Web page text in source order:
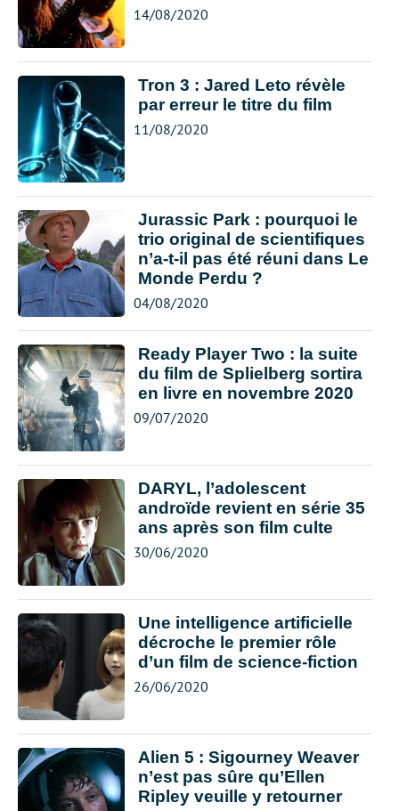
14/08/2020
Tron 3 : Jared Leto révèle
par erreur le titre du film
11/08/2020
Jurassic Park : pourquoi le
trio original de scientifiques
n’a-t-il pas été réuni dans Le
Monde Perdu ?
04/08/2020
Ready Player Two : la suite
du film de Splielberg sortira
en livre en novembre 2020
09/07/2020
DARYL, l’adolescent
androïde revient en série 35
ans après son film culte
30/06/2020
Une intelligence artificielle
décroche le premier rôle
d’un film de science-fiction
26/06/2020
Alien 5 : Sigourney Weaver
n’est pas sûre qu’Ellen
Ripley veuille y retourner